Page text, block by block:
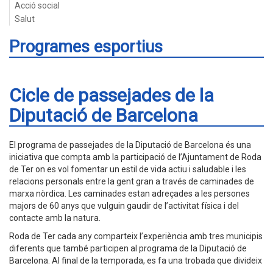
Acció social
Salut
Programes esportius
Cicle de passejades de la
Diputació de Barcelona
El programa de passejades de la Diputació de Barcelona és una
iniciativa que compta amb la participació de l’Ajuntament de Roda
de Ter on es vol fomentar un estil de vida actiu i saludable i les
relacions personals entre la gent gran a través de caminades de
marxa nòrdica. Les caminades estan adreçades a les persones
majors de 60 anys que vulguin gaudir de l’activitat física i del
contacte amb la natura.
Roda de Ter cada any comparteix l’experiència amb tres municipis
diferents que també participen al programa de la Diputació de
Barcelona. Al final de la temporada, es fa una trobada que divideix